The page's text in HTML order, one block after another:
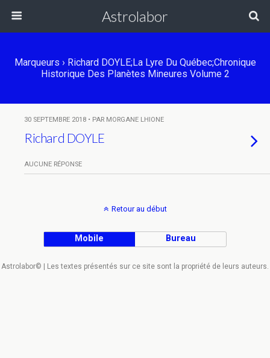
Astrolabor
Marqueurs › Richard DOYLE;La Lyre Du Québec;Chronique
Historique Des Planètes Mineures Volume 2
30 SEPTEMBRE 2018 • PAR MORGANE LHIONE
Richard DOYLE
AUCUNE RÉPONSE
Retour au début
Mobile Bureau
Astrolabor© | Les textes présentés sur ce site sont la propriété de leurs auteurs.